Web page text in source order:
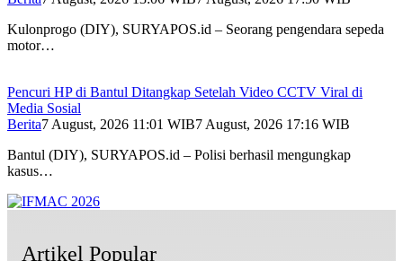
Kulonprogo (DIY), SURYAPOS.id – Seorang pengendara sepeda
motor…
Pencuri HP di Bantul Ditangkap Setelah Video CCTV Viral di
Media Sosial
Berita7 August, 2026 11:01 WIB7 August, 2026 17:16 WIB
Bantul (DIY), SURYAPOS.id – Polisi berhasil mengungkap
kasus…
Artikel Popular